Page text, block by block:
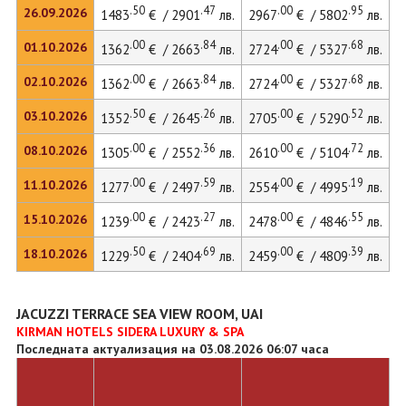
26.09.2026
01.10.2026
02.10.2026
03.10.2026
08.10.2026
11.10.2026
15.10.2026
18.10.2026
1483.50€ / 2901.47 лв. 2967.00€ / 5802.95 лв.
1362.00€ / 2663.84лв. 2724.00€ / 5327.68 лв.
1362.00€ / 2663.84лв. 2724.00€ / 5327.68 лв.
1352.50€ / 2645.26 лв. 2705.00€ / 5290.52 лв.
1305.00€ / 2552.36 лв. 2610.00€ / 5104.72 лв.
1277.00€ / 2497.59 лв. 2554.00€ / 4995.19 лв.
1239.00€ / 2423.27 лв. 2478.00€ / 4846.55 лв.
1229.50€ / 2404.69 лв. 2459.00€ / 4809.39 лв.
JACUZZI TERRACE SEA VIEW ROOM, UAI
KIRMAN HOTELS SIDERA LUXURY & SPA
Последната актуализация на 03.08.2026 06:07 часа